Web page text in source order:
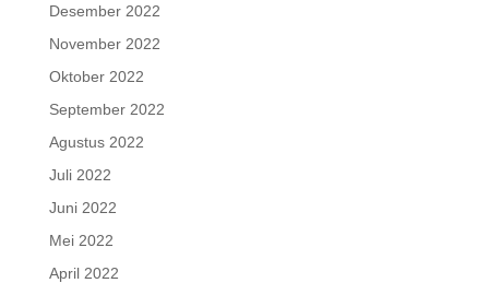
Desember 2022
November 2022
Oktober 2022
September 2022
Agustus 2022
Juli 2022
Juni 2022
Mei 2022
April 2022